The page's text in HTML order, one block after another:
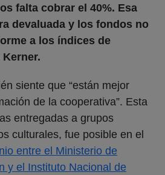
falta cobrar el 40%. Esa
devaluada y los fondos no
a los índices de
siente que “están mejor
de la cooperativa”. Esta
entregadas a grupos
culturales, fue posible en el
entre el Ministerio de
y el Instituto Nacional de